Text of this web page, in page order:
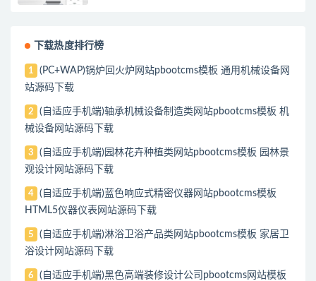
下载热度排行榜
1
(PC+WAP)锅炉回火炉网站pbootcms模板 通用机械设备网
站源码下载
2
(自适应手机端)轴承机械设备制造类网站pbootcms模板 机
械设备网站源码下载
3
(自适应手机端)园林花卉种植类网站pbootcms模板 园林景
观设计网站源码下载
4
(自适应手机端)蓝色响应式精密仪器网站pbootcms模板
HTML5仪器仪表网站源码下载
5
(自适应手机端)淋浴卫浴产品类网站pbootcms模板 家居卫
浴设计网站源码下载
6
(自适应手机端)黑色高端装修设计公司pbootcms网站模板